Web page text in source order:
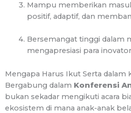
Mampu memberikan
positif, adaptif, dan
Bersemangat tinggi dalam
mengapresiasi para
Mengapa Harus Ikut Serta dalam
Bergabung dalam Konferensi
bukan sekadar mengikuti acara
ekosistem di mana anak-anak